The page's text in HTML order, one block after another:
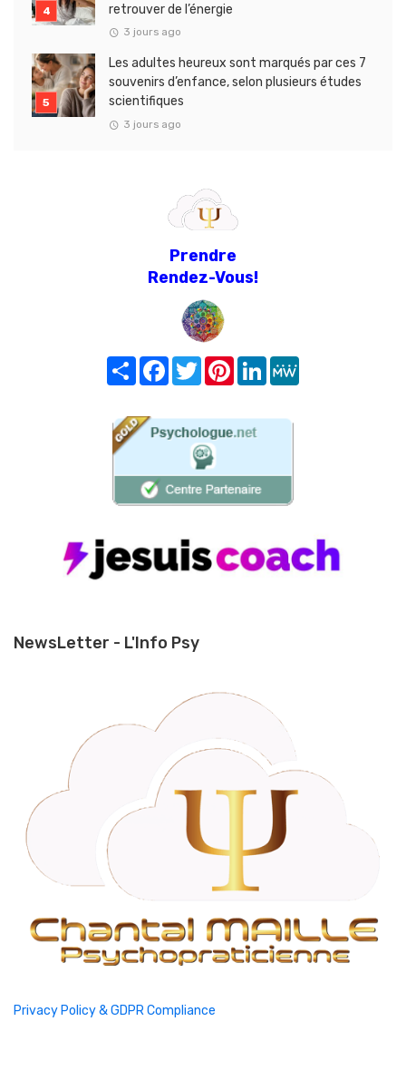
retrouver de l’énergie
3 jours ago
Les adultes heureux sont marqués par ces 7
souvenirs d’enfance, selon plusieurs études
scientifiques
3 jours ago
Prendre
Rendez-Vous!
Share FacebookTwitterPinterest
LinkedIn
NewsLetter - L'Info Psy
Privacy Policy & GDPR Compliance